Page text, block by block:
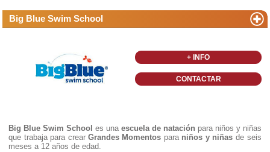
Big Blue Swim School
+ INFO
CONTACTAR
Big Blue Swim School es una escuela de natación para niños y niñas
que trabaja para crear Grandes Momentos para niños y niñas de seis
meses a 12 años de edad.